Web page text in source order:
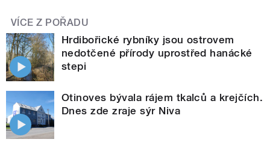
VÍCE Z POŘADU
Hrdibořické rybníky jsou ostrovem
nedotčené přírody uprostřed hanácké
stepi
Otinoves bývala rájem tkalců a krejčích.
Dnes zde zraje sýr Niva